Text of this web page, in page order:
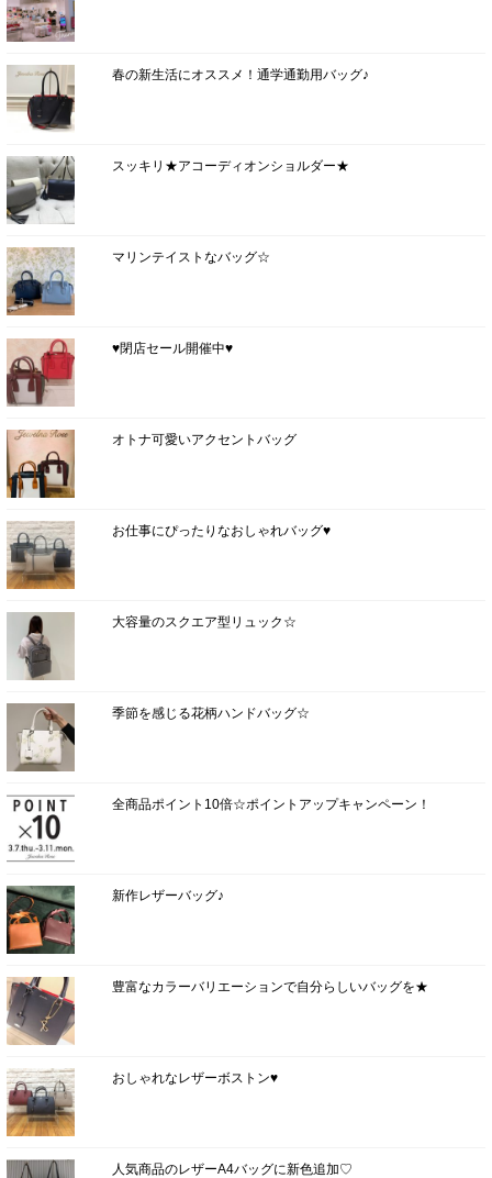
春の新生活にオススメ！通学通勤用バッグ♪
スッキリ★アコーディオンショルダー★
マリンテイストなバッグ☆
♥閉店セール開催中♥
オトナ可愛いアクセントバッグ
お仕事にぴったりなおしゃれバッグ♥
大容量のスクエア型リュック☆
季節を感じる花柄ハンドバッグ☆
全商品ポイント10倍☆ポイントアップキャンペーン！
新作レザーバッグ♪
豊富なカラーバリエーションで自分らしいバッグを★
おしゃれなレザーボストン♥
人気商品のレザーA4バッグに新色追加♡